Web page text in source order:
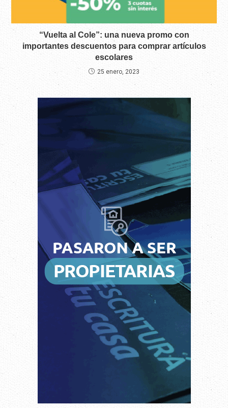
“Vuelta al Cole”: una nueva promo con
importantes descuentos para comprar artículos
escolares
25 enero, 2023